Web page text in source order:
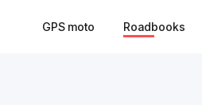
GPS moto Roadbooks